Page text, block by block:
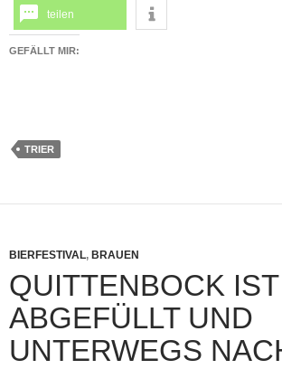
teilen
GEFÄLLT MIR:
TRIER
BIERFESTIVAL, BRAUEN
QUITTENBOCK IST
ABGEFÜLLT UND
UNTERWEGS